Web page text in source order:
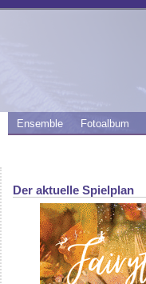
Ensemble Fotoalbum
Der aktuelle Spielplan